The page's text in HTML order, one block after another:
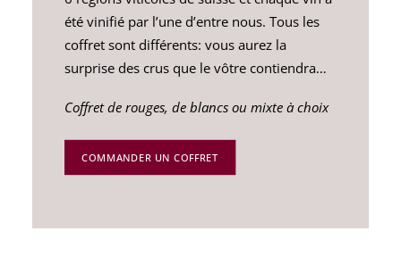
été vinifié par l’une d’entre nous. Tous les
coffret sont différents: vous aurez la
surprise des crus que le vôtre contiendra…
Coffret de rouges, de blancs ou mixte à choix
COMMANDER UN COFFRET